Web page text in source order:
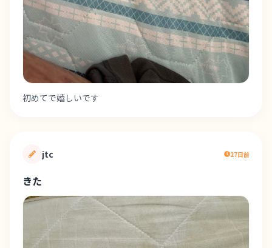
初めてで嬉しいです
jtc 27日前
きた